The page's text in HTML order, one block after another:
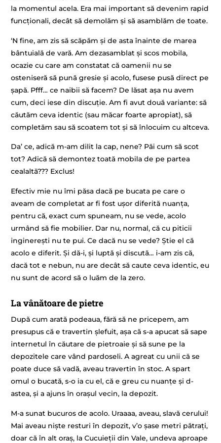
la momentul acela. Era mai important să devenim rapid
funcționali, decât să demolăm și să asamblăm de toate.
‘N fine, am zis să scăpăm și de asta înainte de marea
bântuială de vară. Am dezasamblat și scos mobila,
ocazie cu care am constatat că oamenii nu se
osteniseră să pună gresie și acolo, fusese pusă direct pe
șapă. Pfff… ce naibii să facem? De lăsat așa nu avem
cum, deci iese din discuție. Am fi avut două variante: să
căutăm ceva identic (sau măcar foarte apropiat), să
completăm sau să scoatem tot și să înlocuim cu altceva.
Da’ ce, adică m-am dilit la cap, nene? Păi cum să scot
tot? Adică să demontez toată mobila de pe partea
cealaltă??? Exclus!
Efectiv mie nu îmi păsa dacă pe bucata pe care o
aveam de completat ar fi fost ușor diferită nuanța,
pentru că, exact cum spuneam, nu se vede, acolo
urmând să fie mobilier. Dar nu, normal, că cu piticii
inginerești nu te pui. Ce dacă nu se vede? Știe el că
acolo e diferit. Și dă-i, și luptă și discută… i-am zis că,
dacă tot e nebun, nu are decât să caute ceva identic, eu
nu sunt de acord să o luăm de la zero.
La vânătoare de pietre
După cum arată podeaua, fără să ne pricepem, am
presupus că e travertin șlefuit, așa că s-a apucat să sape
internetul în căutare de pietroaie și să sune pe la
depozitele care vând pardoseli. A agreat cu unii că se
poate duce să vadă, aveau travertin în stoc. A spart
omul o bucată, s-o ia cu el, că e greu cu nuanțe și d-
astea, și a ajuns în orașul vecin, la depozit.
M-a sunat bucuros de acolo. Uraaaa, aveau, slavă cerului!
Mai aveau niște resturi în depozit, v’o șase metri pătrați,
doar că în alt oraș, la Cucuieții din Vale, undeva aproape